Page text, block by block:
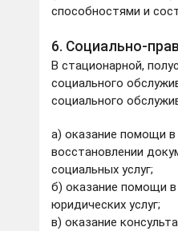
способностями и
6. Социально-
В стационарной,
социального
социального
а) оказание помощи
восстановлении
социальных услуг;
б) оказание помощи в
юридических услуг;
в) оказание